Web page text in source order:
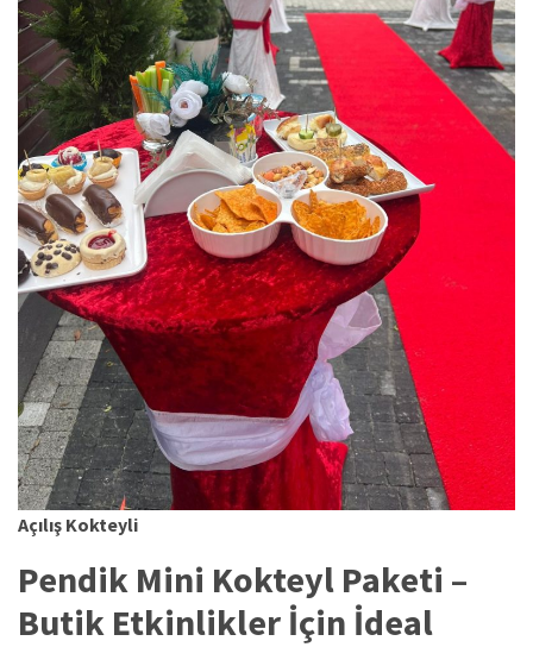
Açılış Kokteyli
Pendik Mini Kokteyl Paketi –
Butik Etkinlikler İçin İdeal